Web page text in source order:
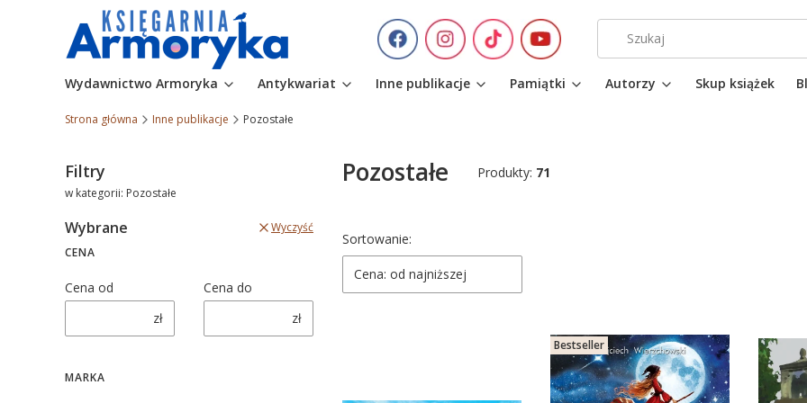
Wydawnictwo Armoryka Antykwariat Inne publikacje Pamiątki Autorzy Skup książek
Strona główna Inne publikacje Pozostałe
Filtry
w kategorii: Pozostałe
Wybrane
Wyczyść
CENA
Cena od
zł
Cena do
zł
MARKA
Pozostałe Produkty: 71
Lista produktów
Sortowanie:
Cena: od najniższej
Bestseller